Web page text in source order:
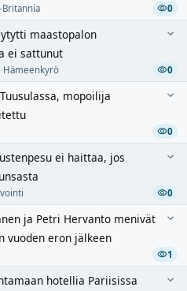
0
maastopalon
ei sattunut
·Hämeenkyrö 0
mopoilija
0
ei haittaa, jos
0
ja Petri Hervanto menivät
vuoden eron jälkeen
1
hotellia Pariisissa